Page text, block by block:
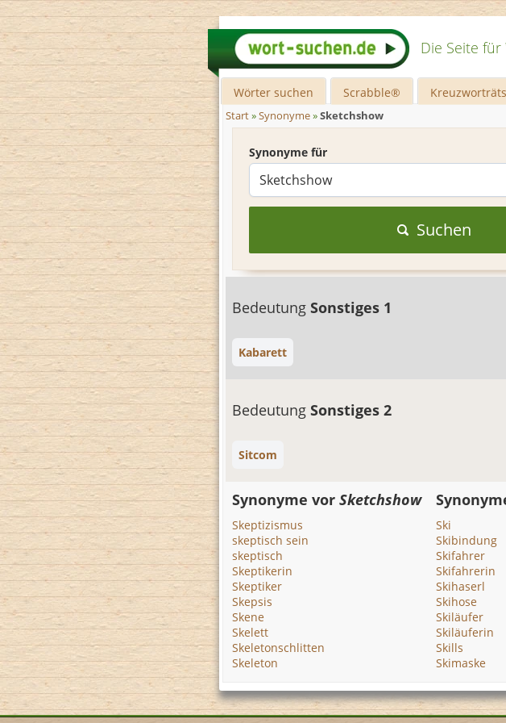
Die Seite
Wörter suchen Scrabble®
Start»Synonyme»Sketchshow
Synonyme für
Suchen
Bedeutung Sonstiges 1
Kabarett
Bedeutung Sonstiges 2
Sitcom
Synonyme vor Sketchshow
Skeptizismus
skeptisch sein
skeptisch
Skeptikerin
Skeptiker
Skepsis
Skene
Skelett
Skeletonschlitten
Skeleton
Ski
Skibindung
Skifahrer
Skifahrerin
Skihaserl
Skihose
Skiläufer
Skiläuferin
Skills
Skimaske